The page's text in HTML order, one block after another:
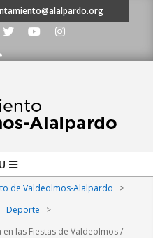
de Valdeolmos-Alalpardo
>
Deporte
>
las Fiestas de Valdeolmos /